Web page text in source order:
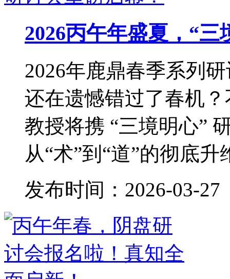
2026丙午年盛夏，“
2026年鹿鼎春季系列
还在遗憾错过了春机
教授将携 “三境明心”
从“术”到“道”的彻底
发布时间：2026-03-27